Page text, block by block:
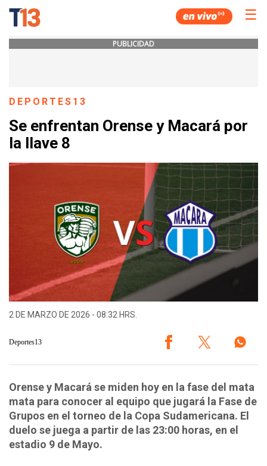
☰
PUBLICIDAD
DEPORTES13
Se enfrentan Orense y Macará por
la llave 8
2 DE MARZO DE 2026 - 08:32 HRS.
Deportes13
Orense y Macará se miden hoy en la fase del mata
mata para conocer al equipo que jugará la Fase de
Grupos en el torneo de la Copa Sudamericana. El
duelo se juega a partir de las 23:00 horas, en el
estadio 9 de Mayo.